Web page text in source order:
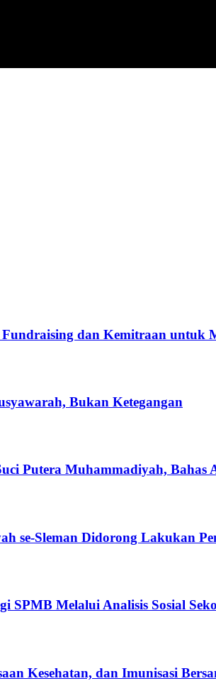
dan Kemitraan untuk
Bukan Ketegangan
Putera Muhammadiyah, Bahas
se-Sleman Didorong Lakukan
SPMB Melalui Analisis Sosial
Kesehatan, dan Imunisasi